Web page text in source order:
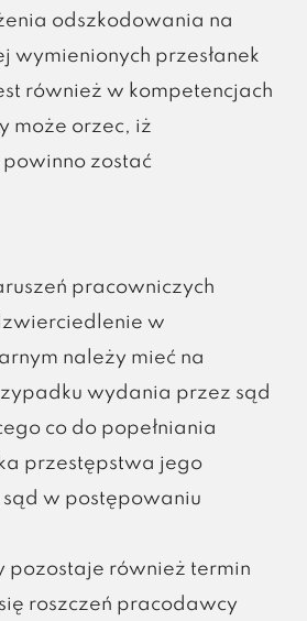
odszkodowania na
wymienionych przesłanek
również w kompetencjach
może orzec, iż
zostać
pracowniczych
w
należy mieć na
wydania przez sąd
co do popełniania
przestępstwa jego
w postępowaniu
pozostaje również termin
roszczeń pracodawcy